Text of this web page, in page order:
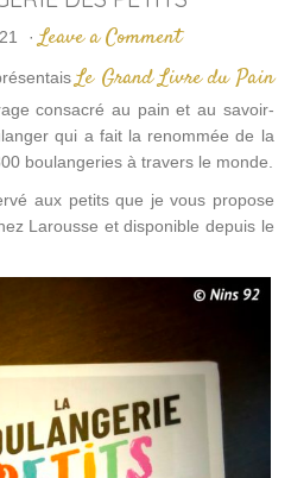
· Leave a Comment
Le Grand Livre du Pain
consacré au pain et au savoir-
qui a fait la renommée de la
boulangeries à travers le monde.
aux petits que je vous propose
Larousse et disponible depuis le